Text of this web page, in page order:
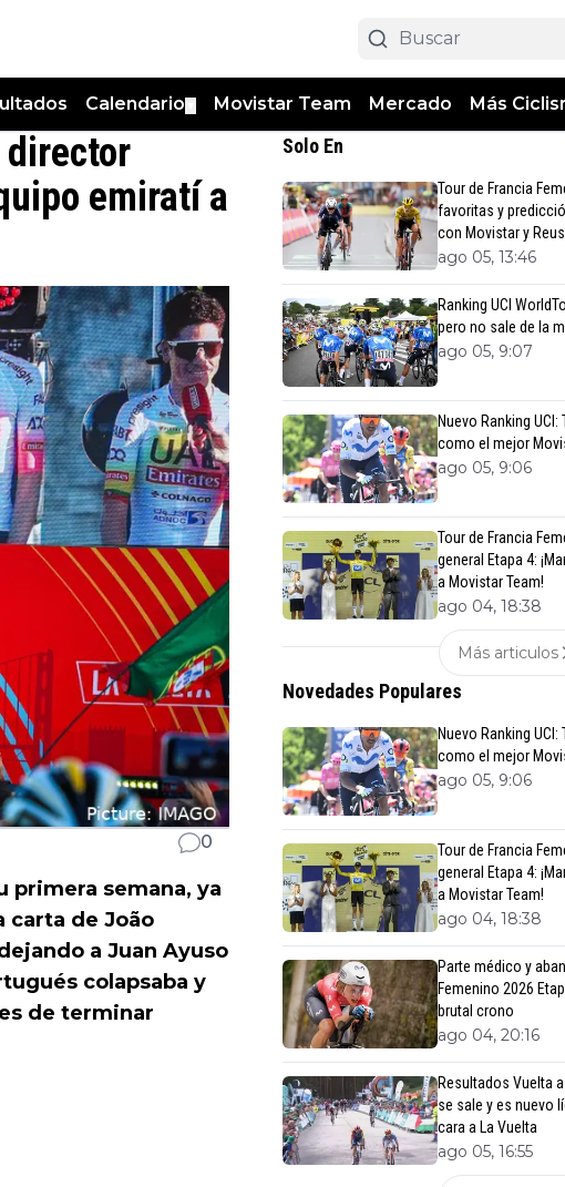
Calendario Movistar Team Mercado Más
director
emiratí a
0
primera semana, ya
carta de João
a Juan Ayuso
colapsaba y
de terminar
Solo En
Tour de Francia
favoritas y
con Movistar y
ago 05, 13:46
Ranking UCI
pero no sale de la
ago 05, 9:07
Nuevo Ranking
como el mejor
ago 05, 9:06
Tour de Francia
general Etapa 4:
a Movistar Team!
ago 04, 18:38
Más articulos
Novedades Populares
Nuevo Ranking
como el mejor
ago 05, 9:06
Tour de Francia
general Etapa 4:
a Movistar Team!
ago 04, 18:38
Parte médico y
Femenino 2026
brutal crono
ago 04, 20:16
Resultados Vuelta
se sale y es nuevo
cara a La Vuelta
ago 05, 16:55